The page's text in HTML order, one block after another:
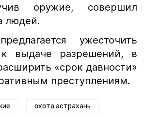
оружие, совершил
людей.
ужесточить
к выдаче разрешений, в
«срок давности»
преступлениям.
охота астрахань